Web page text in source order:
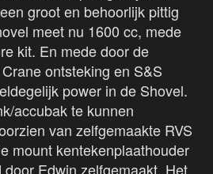
groot en behoorlijk pittig
meet nu 1600 cc, mede
kit. En mede door de
ontsteking en S&S
power in de Shovel.
accubak te kunnen
van zelfgemaakte RVS
mount kentekenplaathouder
Edwin zelfgemaakt. Het